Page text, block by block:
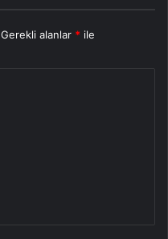
Gerekli alanlar * ile